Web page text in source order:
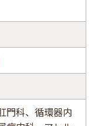
門科、循環器内